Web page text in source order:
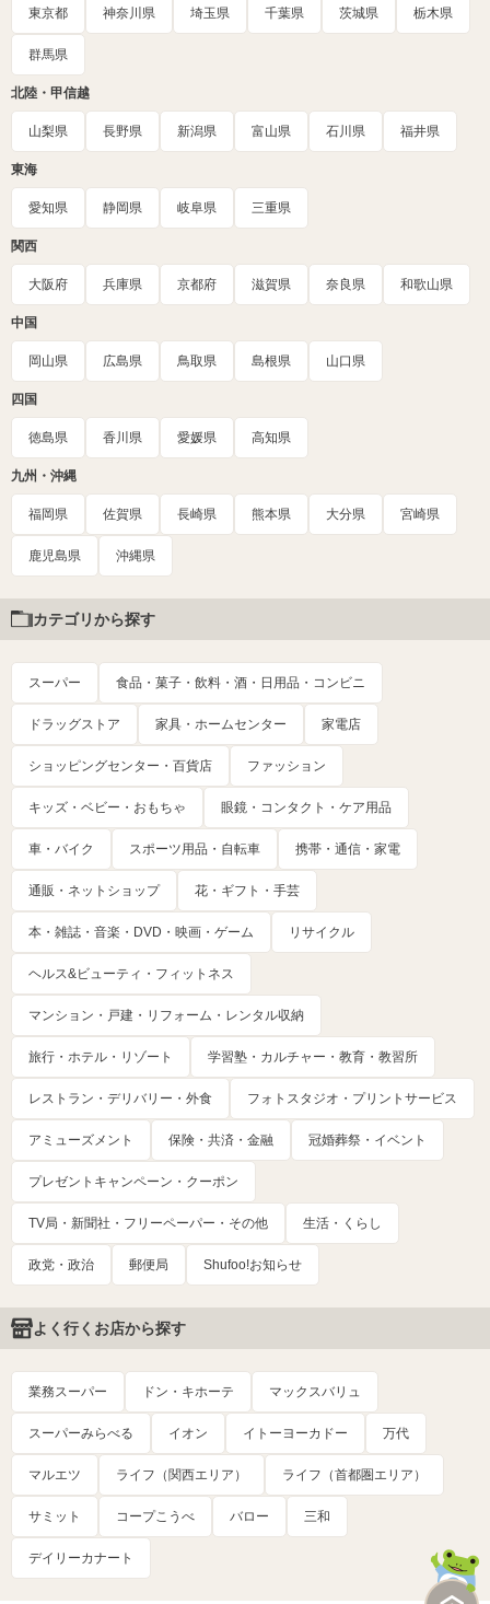
東京都 神奈川県 埼玉県 千葉県 茨城県 栃木県
群馬県
北陸・甲信越
山梨県 長野県 新潟県 富山県 石川県 福井県
東海
愛知県 静岡県 岐阜県 三重県
関西
大阪府 兵庫県 京都府 滋賀県 奈良県 和歌山県
中国
岡山県 広島県 鳥取県 島根県 山口県
四国
徳島県 香川県 愛媛県 高知県
九州・沖縄
福岡県 佐賀県 長崎県 熊本県 大分県 宮崎県
鹿児島県 沖縄県
カテゴリから探す
スーパー 食品・菓子・飲料・酒・日用品・コンビニ
ドラッグストア 家具・ホームセンター 家電店
ショッピングセンター・百貨店 ファッション
キッズ・ベビー・おもちゃ 眼鏡・コンタクト・ケア用品
車・バイク スポーツ用品・自転車 携帯・通信・家電
通販・ネットショップ 花・ギフト・手芸
本・雑誌・音楽・DVD・映画・ゲーム リサイクル
ヘルス&ビューティ・フィットネス
マンション・戸建・リフォーム・レンタル収納
旅行・ホテル・リゾート 学習塾・カルチャー・教育・教習所
レストラン・デリバリー・外食 フォトスタジオ・プリントサービス
アミューズメント 保険・共済・金融 冠婚葬祭・イベント
プレゼントキャンペーン・クーポン
TV局・新聞社・フリーペーパー・その他 生活・くらし
政党・政治 郵便局 Shufoo!お知らせ
よく行くお店から探す
業務スーパー ドン・キホーテ マックスバリュ
スーパーみらべる イオン イトーヨーカドー 万代
マルエツ ライフ（関西エリア） ライフ（首都圏エリア）
サミット コープこうべ バロー 三和
デイリーカナート